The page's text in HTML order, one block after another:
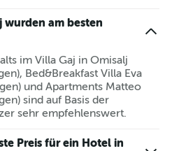
wurden am besten
im Villa Gaj in Omisalj
Bed&Breakfast Villa Eva
und Apartments Matteo
sind auf Basis der
sehr empfehlenswert.
Preis für ein Hotel in